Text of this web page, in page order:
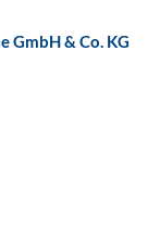
GmbH & Co. KG